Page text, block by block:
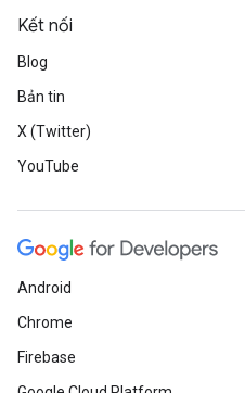
Kết nối
Blog
Bản tin
X (Twitter)
YouTube
Android
Chrome
Firebase